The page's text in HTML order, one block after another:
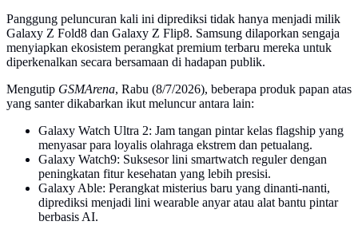
Panggung peluncuran kali ini diprediksi tidak hanya menjadi milik
Galaxy Z Fold8 dan Galaxy Z Flip8. Samsung dilaporkan sengaja
menyiapkan ekosistem perangkat premium terbaru mereka untuk
diperkenalkan secara bersamaan di hadapan publik.
Mengutip GSMArena, Rabu (8/7/2026), beberapa produk papan atas
yang santer dikabarkan ikut meluncur antara lain:
Galaxy Watch Ultra 2: Jam tangan pintar kelas flagship yang
menyasar para loyalis olahraga ekstrem dan petualang.
Galaxy Watch9: Suksesor lini smartwatch reguler dengan
peningkatan fitur kesehatan yang lebih presisi.
Galaxy Able: Perangkat misterius baru yang dinanti-nanti,
diprediksi menjadi lini wearable anyar atau alat bantu pintar
berbasis AI.